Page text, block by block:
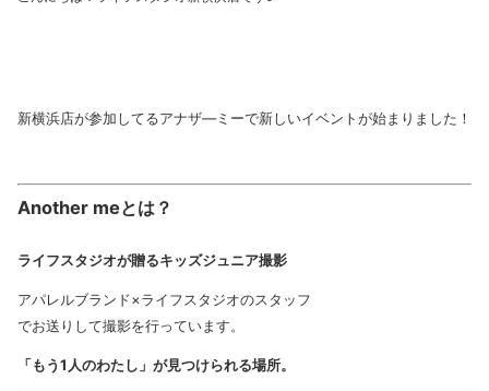
新横浜店が参加してるアナザ―ミーで新しいイベントが始まりました！
Another meとは？
ライフスタジオが贈るキッズジュニア撮影
アパレルブランド×ライフスタジオのスタッフ
でお送りして撮影を行っています。
「もう1人のわたし」が見つけられる場所。